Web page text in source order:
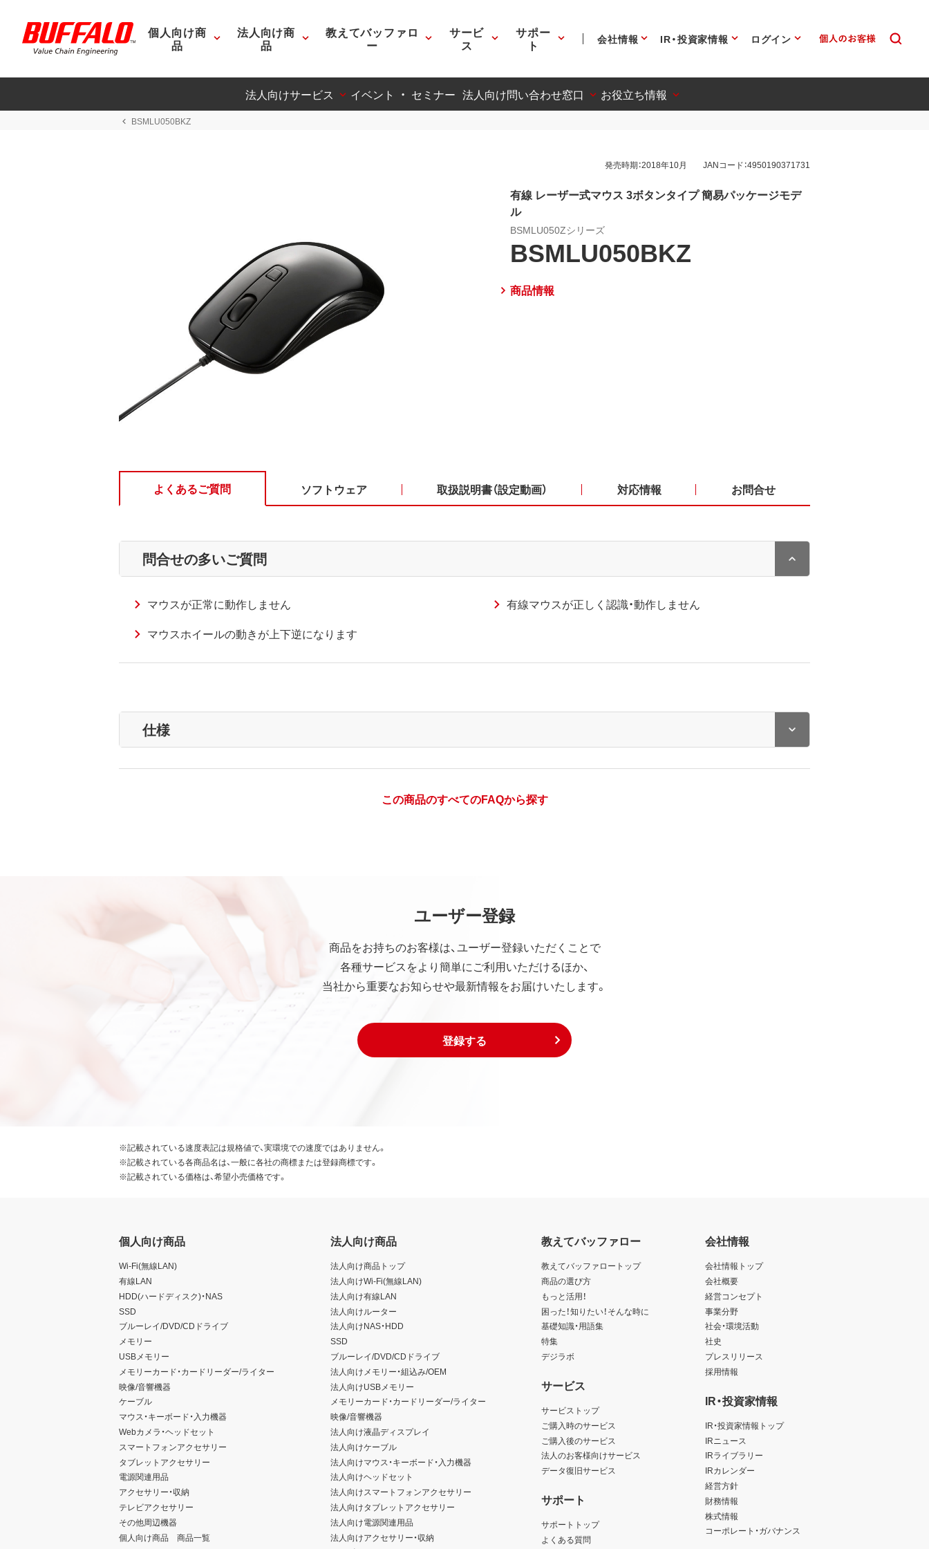
個人向け商
品
法人向け商
品
教えてバッファロ
ー
サービ
ス
サポー
ト 会社情報 IR・投資家情報 ログイン
法人向けサービス イベント ・ セミナー 法人向け問い合わせ窓口 お役立ち情報
BSMLU050BKZ
発売時期：2018年10月 JANコード：4950190371731
有線 レーザー式マウス 3ボタンタイプ 簡易パッケージモデ
ル
BSMLU050Zシリーズ
BSMLU050BKZ
商品情報
よくあるご質問 ソフトウェア 取扱説明書（設定動画） 対応情報 お問合せ
問合せの多いご質問
マウスが正常に動作しません
有線マウスが正しく認識・動作しません
マウスホイールの動きが上下逆になります
仕様
この商品のすべてのFAQから探す
ユーザー登録
商品をお持ちのお客様は、ユーザー登録いただくことで
各種サービスをより簡単にご利用いただけるほか、
当社から重要なお知らせや最新情報をお届けいたします。
登録する
※記載されている速度表記は規格値で、実環境での速度ではありません。
※記載されている各商品名は、一般に各社の商標または登録商標です。
※記載されている価格は、希望小売価格です。
個人向け商品
Wi-Fi(無線LAN)
有線LAN
HDD(ハードディスク)・NAS
SSD
ブルーレイ/DVD/CDドライブ
メモリー
USBメモリー
メモリーカード・カードリーダー/ライター
映像/音響機器
ケーブル
マウス・キーボード・入力機器
Webカメラ・ヘッドセット
スマートフォンアクセサリー
タブレットアクセサリー
電源関連用品
アクセサリー・収納
テレビアクセサリー
その他周辺機器
個人向け商品 商品一覧
法人向け商品
法人向け商品トップ
法人向けWi-Fi(無線LAN)
法人向け有線LAN
法人向けルーター
法人向けNAS・HDD
SSD
ブルーレイ/DVD/CDドライブ
法人向けメモリー・組込み/OEM
法人向けUSBメモリー
メモリーカード・カードリーダー/ライター
映像/音響機器
法人向け液晶ディスプレイ
法人向けケーブル
法人向けマウス・キーボード・入力機器
法人向けヘッドセット
法人向けスマートフォンアクセサリー
法人向けタブレットアクセサリー
法人向け電源関連用品
法人向けアクセサリー・収納
教えてバッファロー
教えてバッファロートップ
商品の選び方
もっと活用！
困った！知りたい！そんな時に
基礎知識・用語集
特集
デジラボ
サービス
サービストップ
ご購入時のサービス
ご購入後のサービス
法人のお客様向けサービス
データ復旧サービス
サポート
サポートトップ
よくある質問
会社情報
会社情報トップ
会社概要
経営コンセプト
事業分野
社会・環境活動
社史
プレスリリース
採用情報
IR・投資家情報
IR・投資家情報トップ
IRニュース
IRライブラリー
IRカレンダー
経営方針
財務情報
株式情報
コーポレート・ガバナンス